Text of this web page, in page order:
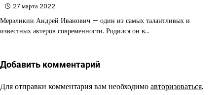
27 марта 2022
Мерзликин Андрей Иванович — один из самых талантливых и
известных актеров современности. Родился он в…
Добавить комментарий
Для отправки комментария вам необходимоавторизоваться.